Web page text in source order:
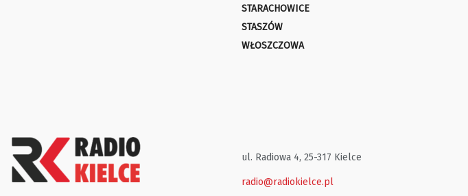
STARACHOWICE
STASZÓW
WŁOSZCZOWA
ul. Radiowa 4, 25-317 Kielce
radio@radiokielce.pl